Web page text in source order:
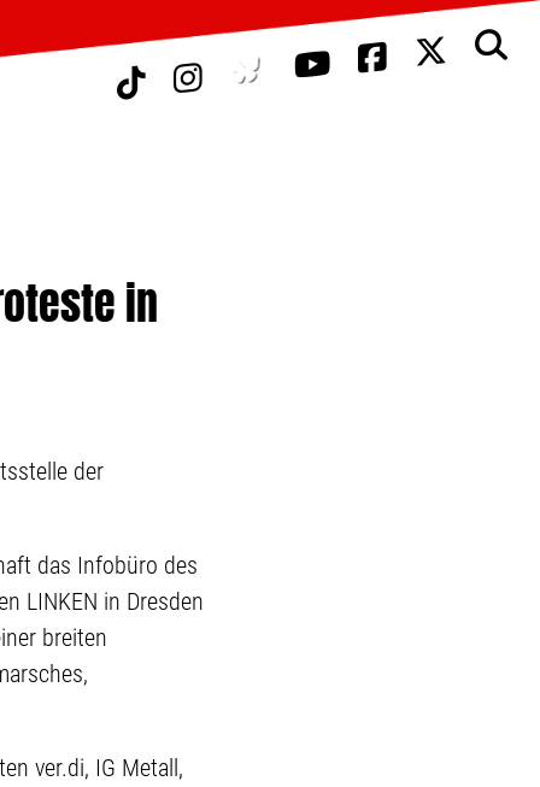
in
der
das Infobüro des
LINKEN in Dresden
breiten
ver.di, IG Metall,